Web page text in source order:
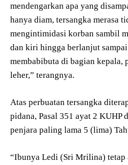
mendengarkan apa yang
hanya diam, tersangka merasa
mengintimidasi korban sambil
dan kiri hingga berlanjut
membabibuta di bagian kepala,
leher,” terangnya.
Atas perbuatan tersangka
pidana, Pasal 351 ayat 2 KUHP
penjara paling lama 5 (lima)
“Ibunya Ledi (Sri Mrilina) tetap